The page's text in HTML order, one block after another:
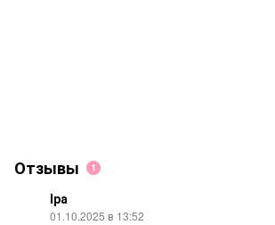
Отзывы 1
Іра
01.10.2025 в 13:52